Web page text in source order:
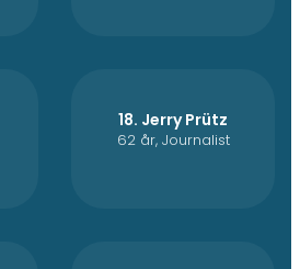
18. Jerry Prütz
62 år, Journalist